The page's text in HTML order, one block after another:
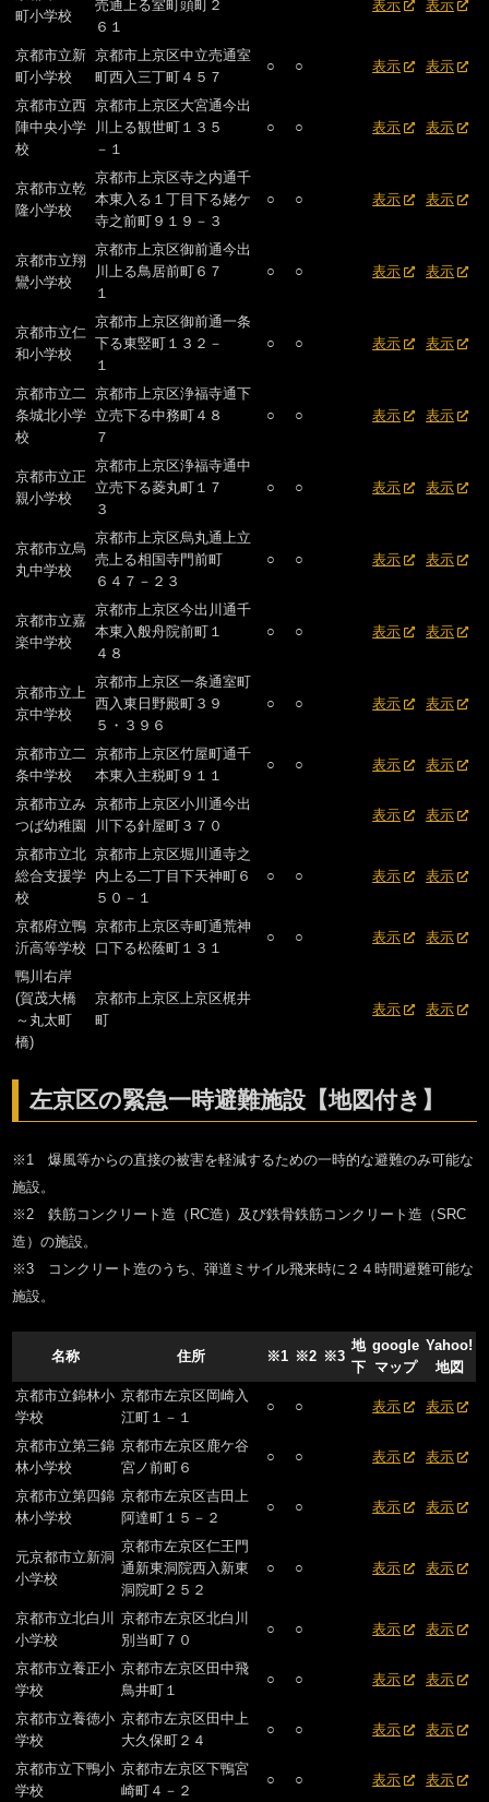
町小学校
売通上る室町頭町２
６１
表示 表示
京都市立新
町小学校
京都市上京区中立売通室
町西入三丁町４５７
○ ○ 表示 表示
京都市立西
陣中央小学
校
京都市上京区大宮通今出
川上る観世町１３５
－１
○ ○ 表示 表示
京都市立乾
隆小学校
京都市上京区寺之内通千
本東入る１丁目下る姥ケ
寺之前町９１９－３
○ ○ 表示 表示
京都市立翔
鸞小学校
京都市上京区御前通今出
川上る鳥居前町６７
１
○ ○ 表示 表示
京都市立仁
和小学校
京都市上京区御前通一条
下る東竪町１３２－
１
○ ○ 表示 表示
京都市立二
条城北小学
校
京都市上京区浄福寺通下
立売下る中務町４８
７
○ ○ 表示 表示
京都市立正
親小学校
京都市上京区浄福寺通中
立売下る菱丸町１７
３
○ ○ 表示 表示
京都市立烏
丸中学校
京都市上京区烏丸通上立
売上る相国寺門前町
６４７－２３
○ ○ 表示 表示
京都市立嘉
楽中学校
京都市上京区今出川通千
本東入般舟院前町１
４８
○ ○ 表示 表示
京都市立上
京中学校
京都市上京区一条通室町
西入東日野殿町３９
５・３９６
○ ○ 表示 表示
京都市立二
条中学校
京都市上京区竹屋町通千
本東入主税町９１１
○ ○ 表示 表示
京都市立み
つば幼稚園
京都市上京区小川通今出
川下る針屋町３７０
表示 表示
京都市立北
総合支援学
校
京都市上京区堀川通寺之
内上る二丁目下天神町６
５０－１
○ ○ 表示 表示
京都府立鴨
沂高等学校
京都市上京区寺町通荒神
口下る松蔭町１３１
○ ○ 表示 表示
鴨川右岸
(賀茂大橋
～丸太町
橋)
京都市上京区上京区梶井
町
表示 表示
左京区の緊急一時避難施設【地図付き】
※1 爆風等からの直接の被害を軽減するための一時的な避難のみ可能な
施設。
※2 鉄筋コンクリート造（RC造）及び鉄骨鉄筋コンクリート造（SRC
造）の施設。
※3 コンクリート造のうち、弾道ミサイル飛来時に２４時間避難可能な
施設。
名称 住所 ※1 ※2 ※3
地
下
google
マップ
Yahoo!
地図
京都市立錦林小
学校
京都市左京区岡崎入
江町１－１
○ ○ 表示 表示
京都市立第三錦
林小学校
京都市左京区鹿ケ谷
宮ノ前町６
○ ○ 表示 表示
京都市立第四錦
林小学校
京都市左京区吉田上
阿達町１５－２
○ ○ 表示 表示
元京都市立新洞
小学校
京都市左京区仁王門
通新東洞院西入新東
洞院町２５２
○ ○ 表示 表示
京都市立北白川
小学校
京都市左京区北白川
別当町７０
○ ○ 表示 表示
京都市立養正小
学校
京都市左京区田中飛
鳥井町１
○ ○ 表示 表示
京都市立養徳小
学校
京都市左京区田中上
大久保町２４
○ ○ 表示 表示
京都市立下鴨小
学校
京都市左京区下鴨宮
崎町４－２
○ ○ 表示 表示